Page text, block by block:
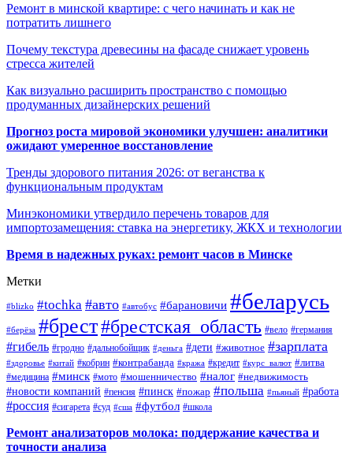
Ремонт в минской квартире: с чего начинать и как не
потратить лишнего
Почему текстура древесины на фасаде снижает уровень
стресса жителей
Как визуально расширить пространство с помощью
продуманных дизайнерских решений
Прогноз роста мировой экономики улучшен: аналитики
ожидают умеренное восстановление
Тренды здорового питания 2026: от веганства к
функциональным продуктам
Минэкономики утвердило перечень товаров для
импортозамещения: ставка на энергетику, ЖКХ и технологии
Время в надежных руках: ремонт часов в Минске
Метки
#blizko #tochka #авто #автобус #барановичи #беларусь
#берёза #брест#брестская_область #вело #германия
#гибель #гродно #дальнобойщик #деньга #дети #животное #зарплата
#здоровье #китай #кобрин #контрабанда #кража #кредит #курс_валют #литва
#медицина #минск #мото #мошенничество #налог #недвижимость
#новости компаний #пенсия #пинск #пожар #польша #пьяный #работа
#россия #сигарета #суд #сша #футбол #школа
Ремонт анализаторов молока: поддержание качества и
точности анализа